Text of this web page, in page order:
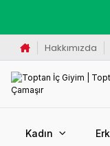
Hakkımızda
Kadın